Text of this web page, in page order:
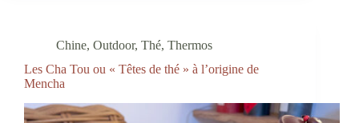
Chine, Outdoor, Thé, Thermos
Les Cha Tou ou « Têtes de thé » à l’origine de
Mencha